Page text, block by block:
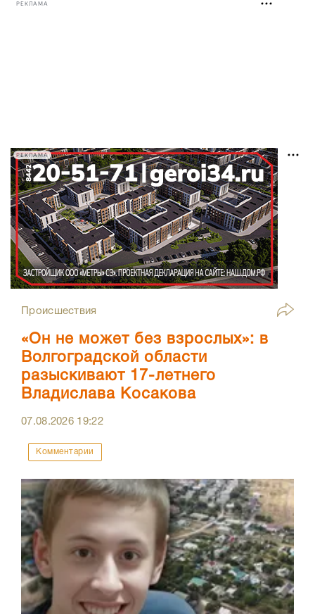
РЕКЛАМА
РЕКЛАМА
Происшествия
«Он не может без взрослых»: в
Волгоградской области
разыскивают 17-летнего
Владислава Косакова
07.08.2026 19:22
Комментарии